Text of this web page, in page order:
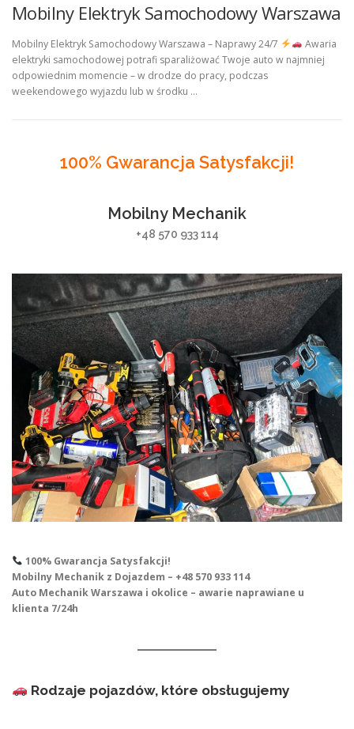
Mobilny Elektryk Samochodowy Warszawa
Mobilny Elektryk Samochodowy Warszawa – Naprawy 24/7
Awaria
elektryki samochodowej potrafi sparaliżować Twoje auto w najmniej
odpowiednim momencie – w drodze do pracy, podczas
weekendowego wyjazdu lub w środku …
100% Gwarancja Satysfakcji!
Mobilny Mechanik
+48 570 933 114
100% Gwarancja Satysfakcji!
Mobilny Mechanik z Dojazdem – +48 570 933 114
Auto Mechanik Warszawa i okolice – awarie naprawiane u
klienta 7/24h
Rodzaje pojazdów, które obsługujemy